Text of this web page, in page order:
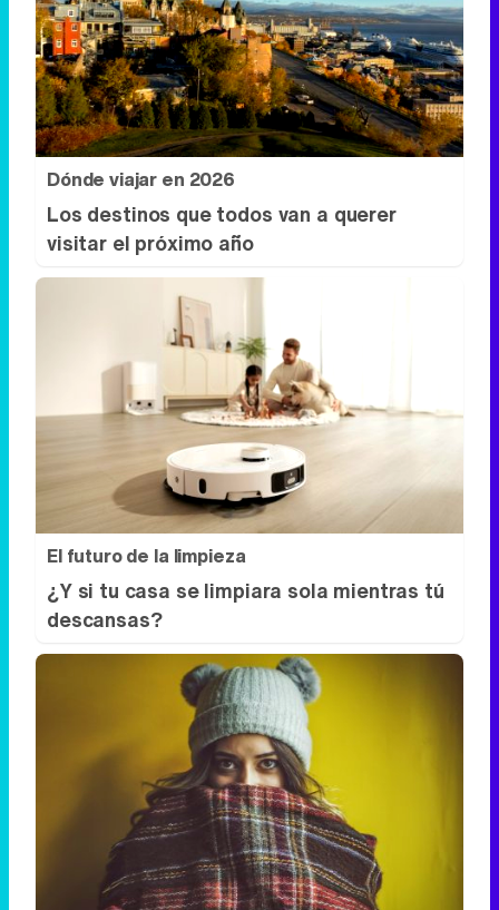
Dónde viajar en 2026
Los destinos que todos van a querer
visitar el próximo año
El futuro de la limpieza
¿Y si tu casa se limpiara sola mientras tú
descansas?